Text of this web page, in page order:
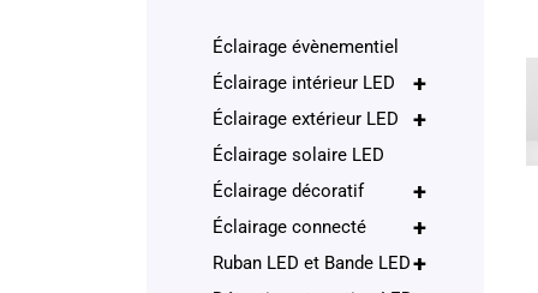
Éclairage évènementiel
+
Éclairage intérieur LED
+
Éclairage extérieur LED
Éclairage solaire LED
+
Éclairage décoratif
+
Éclairage connecté
+
Ruban LED et Bande LED